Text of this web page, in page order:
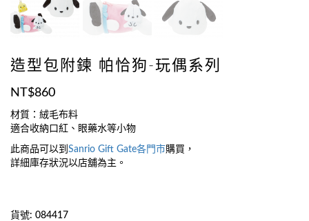
造型包附鍊 帕恰狗-玩偶系列
NT$860
材質：絨毛布料
適合收納口紅、眼藥水等小物
此商品可以到 Sanrio Gift Gate各門市 購買，
詳細庫存狀況以店舖為主。
貨號: 084417